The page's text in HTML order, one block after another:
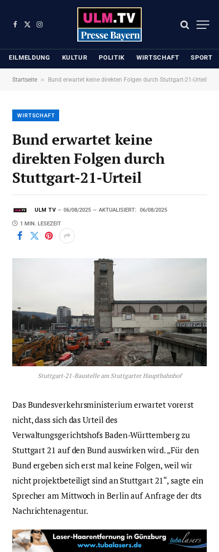
Facebook
X
Instagram
EILMELDUNG KULTUR POLITIK WIRTSCHAFT SPORT
Startseite » Bund erwartet keine direkten Folgen durch Stuttgart-21-Urteil
WIRTSCHAFT
Bund erwartet keine
direkten Folgen durch
Stuttgart-21-Urteil
ULM TV 06/08/2025 AKTUALISIERT: 06/08/2025
1 MIN. LESEZEIT
Stuttgart-21-Baustelle am Stuttgarter Hauptbahnhof
Das Bundesverkehrsministerium erwartet vorerst
nicht, dass sich das Urteil des
Verwaltungsgerichtshofs Baden-Württemberg zu
Stuttgart 21 auf den Bund auswirken wird. „Für den
Bund ergeben sich erst mal keine Folgen, weil wir
nicht projektbeteiligt sind an Stuttgart 21“, sagte ein
Sprecher am Mittwoch in Berlin auf Anfrage der dts
Nachrichtenagentur.